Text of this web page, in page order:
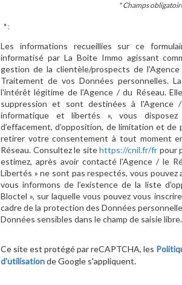
* Champs
* :
Les informations recueillies sur ce
informatisé par La Boite Immo agissant
gestion de la clientèle/prospects de
Traitement de vos Données personnelles.
l'intérêt légitime de l'Agence / du Réseau.
suppression et sont destinées à l'Agence
informatique et libertés », vous
d’effacement, d’opposition, de limitation et
retirer votre consentement à tout moment
Réseau. Consultez le sitehttps://cnil.fr/fr pour
estimez, après avoir contacté l'Agence / le
Libertés » ne sont pas respectés, vous pouvez
vous informons de l’existence de la liste
Bloctel », sur laquelle vous pouvez vous
cadre de la protection des Données
Données sensibles dans le champ de saisie libre.
Ce site est protégé par reCAPTCHA, les
d'utilisationde Google s'appliquent.